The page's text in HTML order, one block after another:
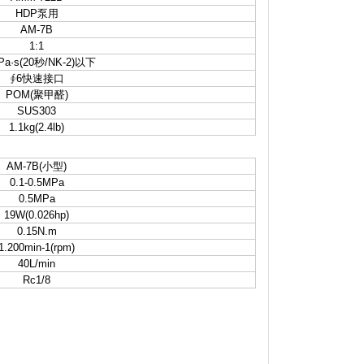
HDP泵用
AM-7B
1:1
秒/NK-2)以下
∮6快速接口
POM(聚甲醛)
SUS303
1.1kg(2.4lb)
AM-7B(小型)
0.1-0.5MPa
0.5MPa
19W(0.026hp)
0.15N.m
1(rpm)
40L/min
Rc1/8